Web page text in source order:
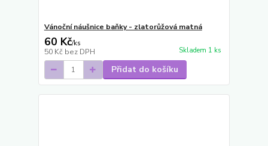
Vánoční náušnice baňky - zlatorůžová matná
60 Kč/ks
50 Kč bez DPH Skladem 1 ks
Přidat do košíku